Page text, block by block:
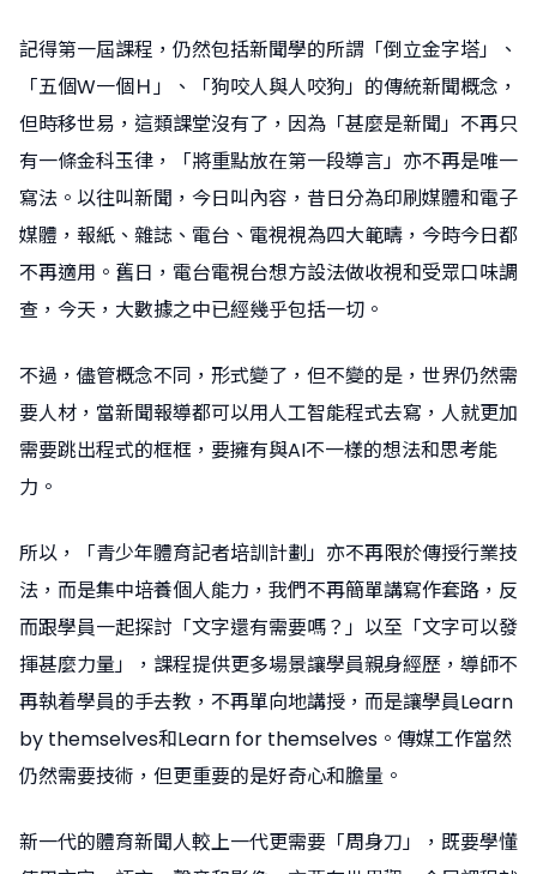
記得第一屆課程，仍然包括新聞學的所謂「倒立金字塔」、
「五個W一個Ｈ」、「狗咬人與人咬狗」的傳統新聞概念，
但時移世易，這類課堂沒有了，因為「甚麼是新聞」不再只
有一條金科玉律，「將重點放在第一段導言」亦不再是唯一
寫法。以往叫新聞，今日叫內容，昔日分為印刷媒體和電子
媒體，報紙、雜誌、電台、電視視為四大範疇，今時今日都
不再適用。舊日，電台電視台想方設法做收視和受眾口味調
查，今天，大數據之中已經幾乎包括一切。
不過，儘管概念不同，形式變了，但不變的是，世界仍然需
要人材，當新聞報導都可以用人工智能程式去寫，人就更加
需要跳出程式的框框，要擁有與AI不一樣的想法和思考能
力。
所以，「青少年體育記者培訓計劃」亦不再限於傳授行業技
法，而是集中培養個人能力，我們不再簡單講寫作套路，反
而跟學員一起探討「文字還有需要嗎？」以至「文字可以發
揮甚麼力量」，課程提供更多場景讓學員親身經歷，導師不
再執着學員的手去教，不再單向地講授，而是讓學員Learn
by themselves和Learn for themselves。傳媒工作當然
仍然需要技術，但更重要的是好奇心和膽量。
新一代的體育新聞人較上一代更需要「周身刀」，既要學懂